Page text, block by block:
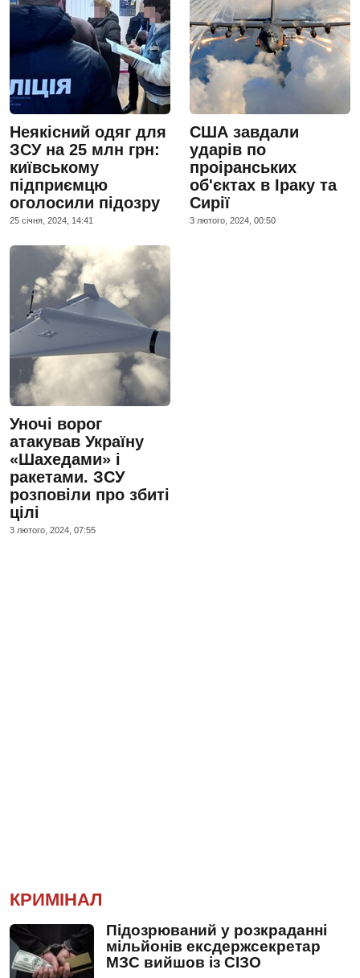
Неякісний одяг для
ЗСУ на 25 млн грн:
київському
підприємцю
оголосили підозру
25 сiчня, 2024, 14:41
США завдали
ударів по
проіранських
об'єктах в Іраку та
Сирії
3 лютого, 2024, 00:50
Уночі ворог
атакував Україну
«Шахедами» і
ракетами. ЗСУ
розповіли про збиті
цілі
3 лютого, 2024, 07:55
КРИМІНАЛ
Підозрюваний у розкраданні
мільйонів ексдержсекретар
МЗС вийшов із СІЗО